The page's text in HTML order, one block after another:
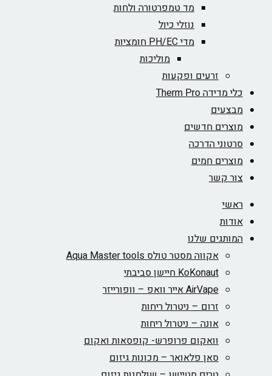
מד טמפרטורה ולחות
נוזלי כיול
מדי PH/EC חומציות
מוליכות
זרעים ופקעות
כלי מדידה Therm Pro
מבצעים
מוצרים חדשים
סרטוני הדרכה
מוצרים חמים
צור קשר
ראשי
אודות
המותגים שלנו
אקווה מסטר טולס Aqua Master tools
KoKonaut חיישן סביבתי
AirVape אייר וואפ – וופורייזר
זרום – ניטרול ריחות
אונה – ניטרול ריחות
וואקום פרופרש- קופסאות ואקום
סאן פלאואר – מכונות גיזום